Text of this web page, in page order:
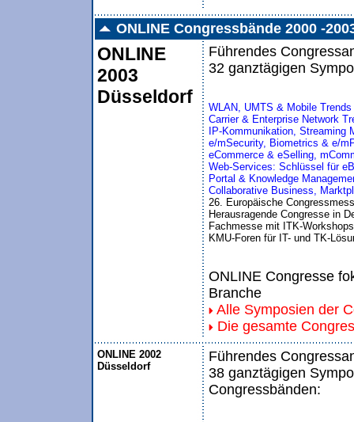
ONLINE Congressbände 2000 -
ONLINE
2003
Düsseldorf
Führendes
32 ganztägigen
WLAN, UMTS & Mobile Trends
Carrier & Enterprise Network
IP-Kommunikation,
e/mSecurity, Biometrics & e/
eCommerce & eSelling,
Web-Services: Schlüssel für
Portal & Knowledge
Collaborative Business,
26. Europäische
Herausragende Congresse in
Fachmesse mit ITK-
KMU-Foren für IT- und TK-
ONLINE Congresse
Branche
Alle Symposien der
Die gesamte
ONLINE 2002
Düsseldorf
Führendes
38 ganztägigen
Congressbänden: